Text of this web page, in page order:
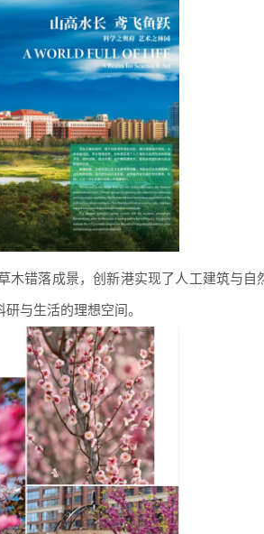
木错落成景，创新港实现了人工建筑与自
与生活的理想空间。